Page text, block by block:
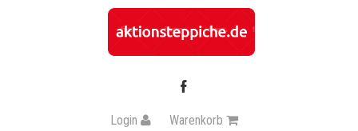
Login Warenkorb